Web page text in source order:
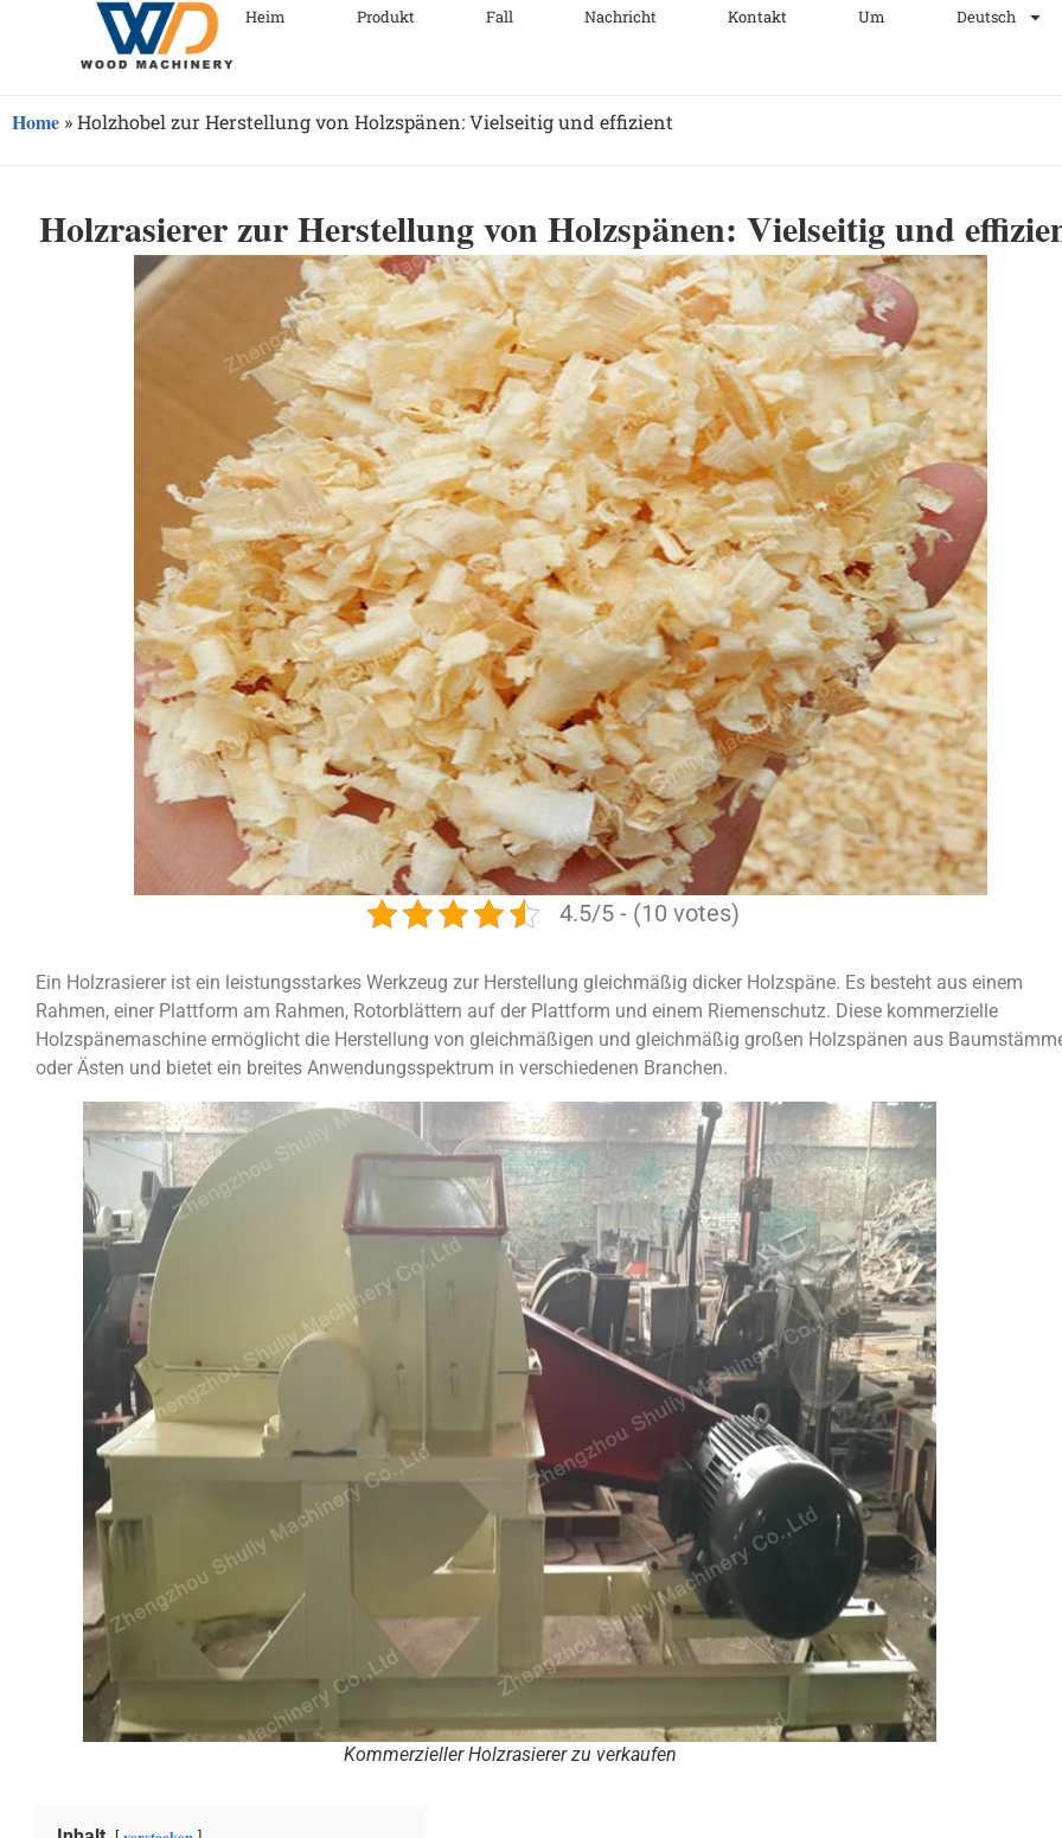
Heim Produkt Fall Nachricht Kontakt Um Deutsch
Home »Holzhobel zur Herstellung von Holzspänen: Vielseitig und effizient
Holzrasierer zur Herstellung von Holzspänen: Vielseitig und
4.5/5 - (10 votes)
Ein Holzrasierer ist ein leistungsstarkes Werkzeug zur Herstellung gleichmäßig dicker Holzspäne. Es besteht aus einem
Rahmen, einer Plattform am Rahmen, Rotorblättern auf der Plattform und einem Riemenschutz. Diese kommerzielle
Holzspänemaschine ermöglicht die Herstellung von gleichmäßigen und gleichmäßig großen Holzspänen aus
oder Ästen und bietet ein breites Anwendungsspektrum in verschiedenen Branchen.
Kommerzieller Holzrasierer zu verkaufen